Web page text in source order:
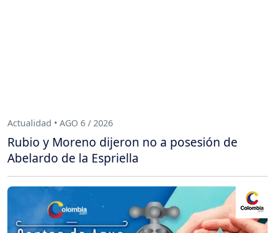
Actualidad • AGO 6 / 2026
Rubio y Moreno dijeron no a posesión de
Abelardo de la Espriella